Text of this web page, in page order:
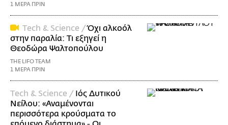
1 ΜΕΡΑ ΠΡΙΝ
Τech & Science /Όχι αλκοόλ
στην παραλία: Τι εξηγεί η
Θεοδώρα Ψαλτοπούλου
THE LIFO TEAM
1 ΜΕΡΑ ΠΡΙΝ
Τech & Science / Ιός Δυτικού
Νείλου: «Αναμένονται
περισσότερα κρούσματα το